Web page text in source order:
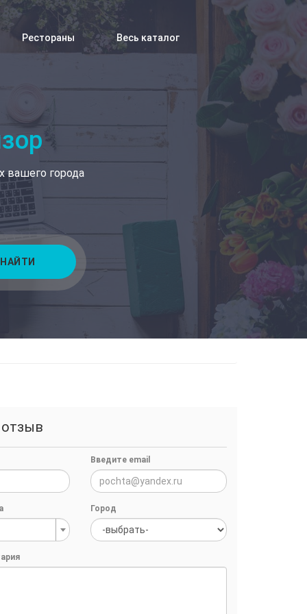
Рестораны Весь каталог
вашего города
НАЙТИ
Введите email
Город